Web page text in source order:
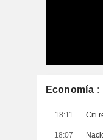
Economía
18:11
18:07